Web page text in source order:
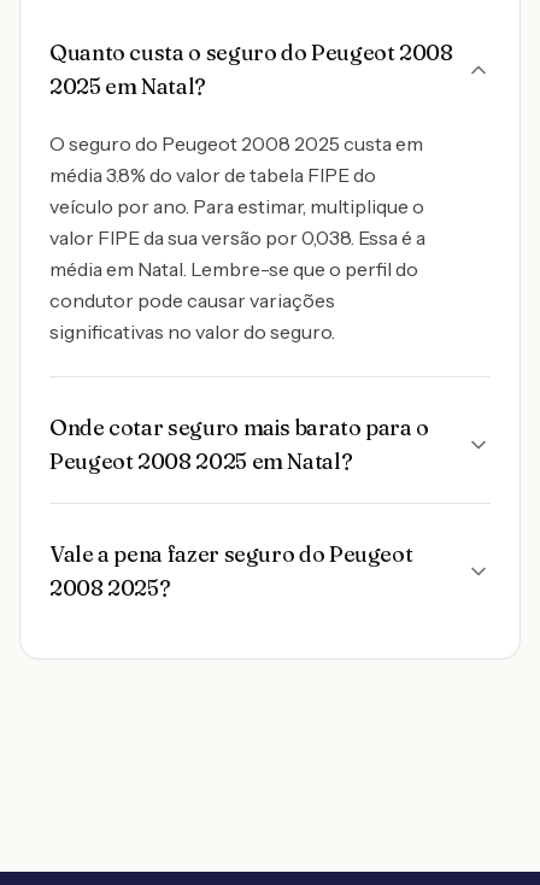
Quanto custa o seguro do Peugeot 2008
2025 em Natal?
O seguro do Peugeot 2008 2025 custa em
média 3.8% do valor de tabela FIPE do
veículo por ano. Para estimar, multiplique o
valor FIPE da sua versão por 0,038. Essa é a
média em Natal. Lembre-se que o perfil do
condutor pode causar variações
significativas no valor do seguro.
Onde cotar seguro mais barato para o
Peugeot 2008 2025 em Natal?
Vale a pena fazer seguro do Peugeot
2008 2025?